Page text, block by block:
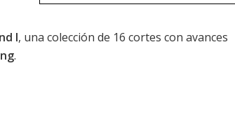
I, una colección de 16 cortes con avances
.